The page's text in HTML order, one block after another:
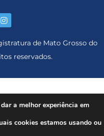
de Mato Grosso do
reservados.
a melhor experiência em
cookies estamos usando ou